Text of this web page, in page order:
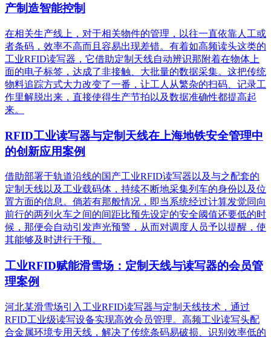
产制造智能控制
在相关生产线上，对于相关物件的管理，以往一直依靠人工或
者条码，效率不高而且容易出现差错。有着如高频读头这类的
工业RFID读写器，它借助定制天线自动辨识那附着在物体上
面的电子标签，达成了非接触、大批量的数据采集。这把传统
物料追踪方式大力改变了一番，让工人从繁杂的扫码、记录工
作里解脱出来，直接使得生产节拍以及数据准确性都提高起
来。
RFID工业读写器与定制天线在上海地铁安全管理中
的创新应用案例
借助部署于轨道沿线的国产工业RFID读写器以及与之配套的
定制天线以及工业载码体，持续不断地采集列车的身份以及位
置方面的信息。倘若有那般情况，即当系统经过计算发觉同向
前行的两列火车之间的间距比预先设定的安全阈值还要低的时
候，那便会自动引发声光预警，从而对调度人员予以提醒，使
其能够及时进行干预。
工业RFID赋能滑雪场：定制天线与读写器的会员管
理案例
河北某滑雪场引入工业RFID读写器与定制天线技术，通过
RFID工业级读写设备实现高效会员管理。高频工业读写头配
合金属环境专用天线，解决了传统条码易破损、识别效率低的